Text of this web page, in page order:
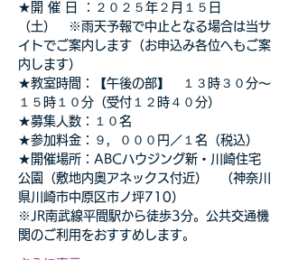
★開 催 日 ：２０２５年２月１５日
（土）　※雨天予報で中止となる場合は当サ
イトでご案内します（お申込み各位へもご案
内します）
★教室時間：【午後の部】　１３時３０分～
１５時１０分（受付１２時４０分）
★募集人数：１０名
★参加料金：９，０００円／１名（税込）
★開催場所：ABCハウジング新・川崎住宅
公園（敷地内奥アネックス付近）　（神奈川
県川崎市中原区市ノ坪710）
※JR南武線平間駅から徒歩3分。公共交通機
関のご利用をおすすめします。